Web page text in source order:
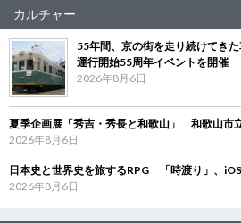
カルチャー
55年間、京の街を走り続けてき
運行開始55周年イベントを開催
2026年8月6日
夏季企画展「秀吉・秀長と和歌山」 和歌山市
2026年8月6日
日本史と世界史を旅するRPG 「時渡り」、
2026年8月6日